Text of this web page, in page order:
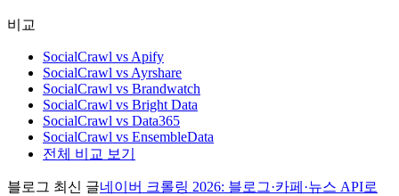
비교
SocialCrawl vs Apify
SocialCrawl vs Ayrshare
SocialCrawl vs Brandwatch
SocialCrawl vs Bright Data
SocialCrawl vs Data365
SocialCrawl vs EnsembleData
전체 비교 보기
블로그 최신 글네이버 크롤링 2026: 블로그·카페·뉴스 API로